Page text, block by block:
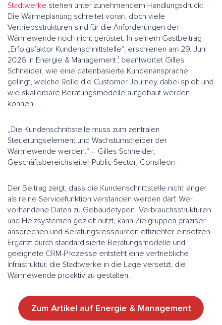
Stadtwerke stehen unter zunehmendem Handlungsdruck:
Die Wärmeplanung schreitet voran, doch viele
Vertriebsstrukturen sind für die Anforderungen der
Wärmewende noch nicht gerüstet. In seinem Gastbeitrag
„Erfolgsfaktor Kundenschnittstelle“, erschienen am 29. Juni
2026 in Energie & Management, beantwortet Gilles
Schneider, wie eine datenbasierte Kundenansprache
gelingt, welche Rolle die Customer Journey dabei spielt und
wie skalierbare Beratungsmodelle aufgebaut werden
können.
„Die Kundenschnittstelle muss zum zentralen
Steuerungselement und Wachstumstreiber der
Wärmewende werden.“ – Gilles Schneider,
Geschäftsbereichsleiter Public Sector, Consileon
Der Beitrag zeigt, dass die Kundenschnittstelle nicht länger
als reine Servicefunktion verstanden werden darf. Wer
vorhandene Daten zu Gebäudetypen, Verbrauchsstrukturen
und Heizsystemen gezielt nutzt, kann Zielgruppen präziser
ansprechen und Beratungsressourcen effizienter einsetzen.
Ergänzt durch standardisierte Beratungsmodelle und
geeignete CRM-Prozesse entsteht eine vertriebliche
Infrastruktur, die Stadtwerke in die Lage versetzt, die
Wärmewende proaktiv zu gestalten.
Zum Artikel auf Energie & Management